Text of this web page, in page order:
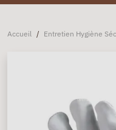
Accueil / Entretien Hygiène